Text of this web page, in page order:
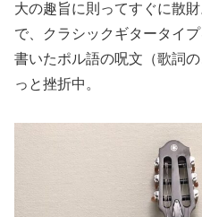
大の趣旨に則ってすぐに散
で、クラシックギタータイ
書いたポル語の呪文（歌詞
っと挫折中。